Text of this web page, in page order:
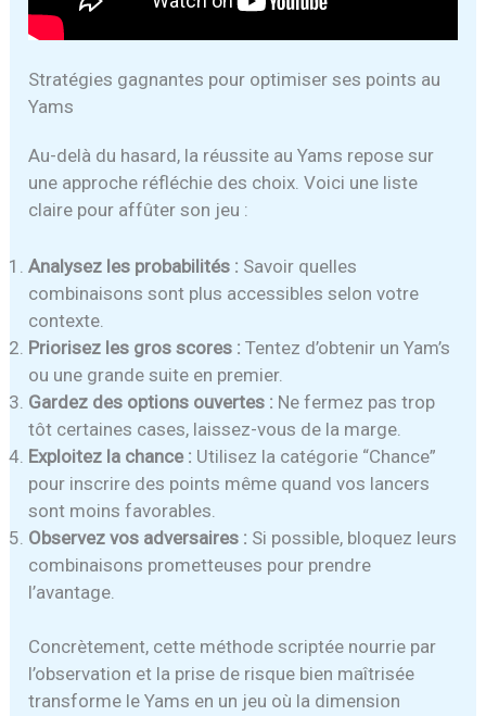
Stratégies gagnantes pour optimiser ses points au
Yams
Au-delà du hasard, la réussite au Yams repose sur
une approche réfléchie des choix. Voici une liste
claire pour affûter son jeu :
Analysez les probabilités : Savoir quelles
combinaisons sont plus accessibles selon votre
contexte.
Priorisez les gros scores : Tentez d’obtenir un Yam’s
ou une grande suite en premier.
Gardez des options ouvertes : Ne fermez pas trop
tôt certaines cases, laissez-vous de la marge.
Exploitez la chance : Utilisez la catégorie “Chance”
pour inscrire des points même quand vos lancers
sont moins favorables.
Observez vos adversaires : Si possible, bloquez leurs
combinaisons prometteuses pour prendre
l’avantage.
Concrètement, cette méthode scriptée nourrie par
l’observation et la prise de risque bien maîtrisée
transforme le Yams en un jeu où la dimension